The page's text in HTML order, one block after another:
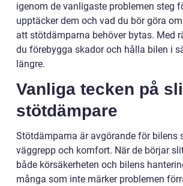
igenom de vanligaste problemen steg
upptäcker dem och vad du bör göra
att stötdämparna behöver bytas. Med
du förebygga skador och hålla bilen i
längre.
Vanliga tecken på
stötdämpare
Stötdämparna är avgörande för bilens
väggrepp och komfort. När de börjar
både körsäkerheten och bilens
många som inte märker problemen